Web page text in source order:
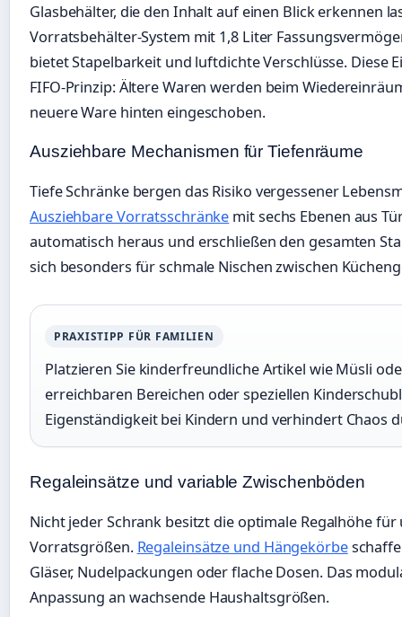
Glasbehälter, die den Inhalt auf einen Blick erkennen
Vorratsbehälter-System mit 1,8 Liter
bietet Stapelbarkeit und luftdichte Verschlüsse. Diese
FIFO-Prinzip: Ältere Waren werden beim
neuere Ware hinten eingeschoben.
Ausziehbare Mechanismen für Tiefenräume
Tiefe Schränke bergen das Risiko vergessener
Ausziehbare Vorratsschränke mit sechs Ebenen aus
automatisch heraus und erschließen den gesamten
sich besonders für schmale Nischen zwischen
PRAXISTIPP FÜR FAMILIEN
Platzieren Sie kinderfreundliche Artikel wie Müsli
erreichbaren Bereichen oder speziellen
Eigenständigkeit bei Kindern und verhindert Chaos
Regaleinsätze und variable Zwischenböden
Nicht jeder Schrank besitzt die optimale Regalhöhe
Vorratsgrößen. Regaleinsätze und Hängekörbe
Gläser, Nudelpackungen oder flache Dosen. Das
Anpassung an wachsende Haushaltsgrößen.